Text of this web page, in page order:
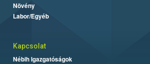
Növény
Labor/Egyéb
Kapcsolat
Nébih Igazgatóságok